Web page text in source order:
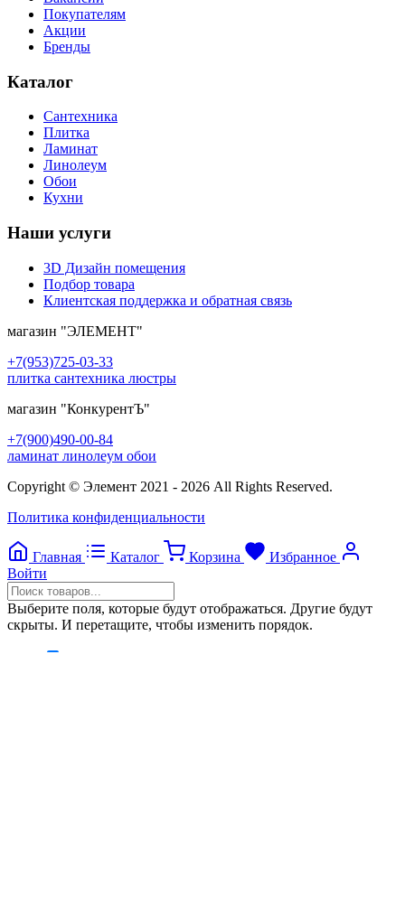
Покупателям
Акции
Бренды
Каталог
Сантехника
Плитка
Ламинат
Линолеум
Обои
Кухни
Наши услуги
3D Дизайн помещения
Подбор товара
Клиентская поддержка и обратная связь
магазин "ЭЛЕМЕНТ"
+7(953)725-03-33
плитка сантехника люстры
магазин "КонкурентЪ"
+7(900)490-00-84
ламинат линолеум обои
Copyright © Элемент 2021 - 2026 All Rights Reserved.
Политика конфиденциальности
Главная Каталог Корзина
Избранное
Войти
Выберите поля, которые будут отображаться. Другие будут
скрыты. И перетащите, чтобы изменить порядок.